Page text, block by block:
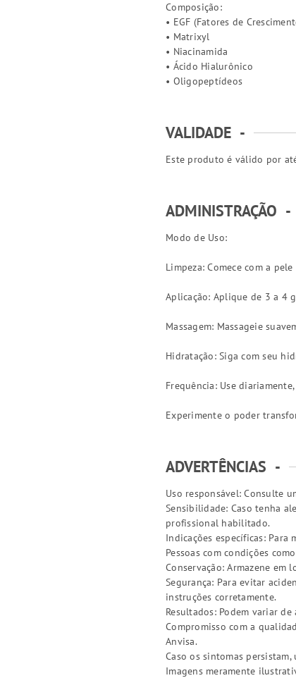
Composição:
• EGF (Fatores de
• Matrixyl
• Niacinamida
• Ácido Hialurônico
• Oligopeptídeos
VALIDADE -
Este produto é válido por
ADMINISTRAÇÃO -
Modo de Uso:
Limpeza: Comece com a
Aplicação: Aplique de 3 a 4
Massagem: Massageie
Hidratação: Siga com seu
Frequência: Use
Experimente o poder
ADVERTÊNCIAS -
Uso responsável: Consulte
Sensibilidade: Caso tenha
profissional habilitado.
Indicações específicas:
Pessoas com condições
Conservação: Armazene
Segurança: Para evitar
instruções corretamente.
Resultados: Podem variar
Compromisso com a
Anvisa.
Caso os sintomas
Imagens meramente